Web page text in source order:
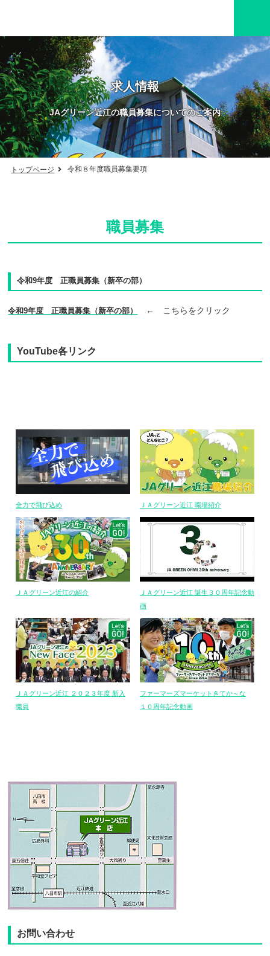
求人情報
JAグリーン近江の職員募集についてのご案内
トップページ 令和８年度職員募集要項
職員募集
令和9年度 正職員募集（新卒の部）
令和9年度 正職員募集（新卒の部） ← こちらをクリック
YouTube各リンク
全力で飛び込め ＪＡグリーン近江 職場紹介
ＪＡグリーン近江の紹介
ＪＡグリーン近江 誕生３０周年記念動
画
ＪＡグリーン近江 ２０２３年度 新入
職員
ファーマーズマーケットきてか～な
１０周年記念動画
お問い合わせ